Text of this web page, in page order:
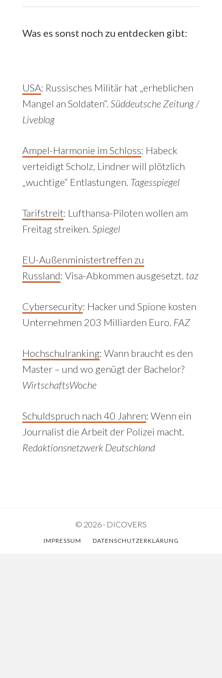
Was es sonst noch zu entdecken gibt:
USA: Russisches Militär hat „erheblichen
Mangel an Soldaten“. Süddeutsche Zeitung /
Liveblog
Ampel-Harmonie im Schloss: Habeck
verteidigt Scholz, Lindner will plötzlich
„wuchtige“ Entlastungen. Tagesspiegel
Tarifstreit: Lufthansa-Piloten wollen am
Freitag streiken. Spiegel
EU-Außenministertreffen zu
Russland: Visa-Abkommen ausgesetzt. taz
Cybersecurity: Hacker und Spione kosten
Unternehmen 203 Milliarden Euro. FAZ
Hochschulranking: Wann braucht es den
Master – und wo genügt der Bachelor?
WirtschaftsWoche
Schuldspruch nach 40 Jahren: Wenn ein
Journalist die Arbeit der Polizei macht.
Redaktionsnetzwerk Deutschland
© 2026 · DICOVERS
IMPRESSUM DATENSCHUTZERKLÄRUNG